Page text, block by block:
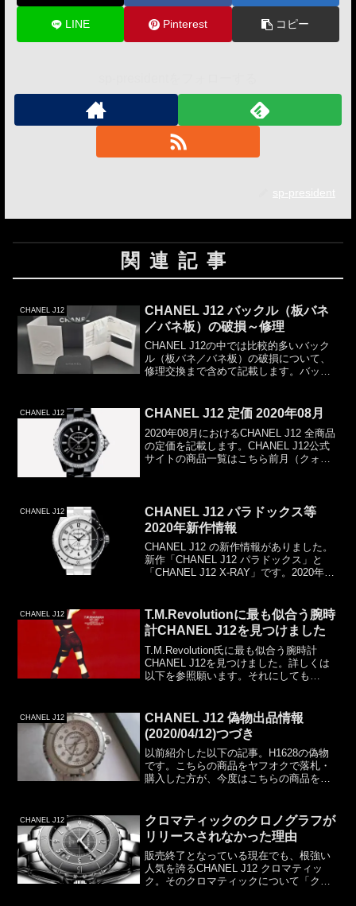
LINE Pinterest コピー
sp-president
関連記事
CHANEL J12
CHANEL J12 バックル（板バネ
／バネ板）の破損～修理
CHANEL J12の中では比較的多いバック
ル（板バネ／バネ板）の破損について、
修理交換まで含めて記載します。バック
ルの板バネ破損です。時間による経過と
しては、以下のよ...
CHANEL J12 CHANEL J12 定価 2020年08月
2020年08月におけるCHANEL J12 全商品
の定価を記載します。CHANEL J12公式
サイトの商品一覧はこちら前月（クォー
CHANEL J12
CHANEL J12 パラドックス等
2020年新作情報
CHANEL J12 の新作情報がありました。
新作「CHANEL J12 パラドックス」と
「CHANEL J12 X-RAY」です。2020年03
始の１ヶ月く...
CHANEL J12
T.M.Revolutionに最も似合う腕時
計CHANEL J12を見つけました
T.M.Revolution氏に最も似合う腕時計
CHANEL J12を見つけました。詳しくは
以下を参照願います。それにしても
CHANEL J12
CHANEL J12 偽物出品情報
(2020/04/12)つづき
以前紹介した以下の記事。H1628の偽物
です。こちらの商品をヤフオクで落札・
購入した方が、今度はこちらの商品を
時点で617なので同一ID確定でしょう。本
日2020年04...
CHANEL J12
クロマティックのクロノグラフが
リリースされなかった理由
販売終了となっている現在でも、根強い
人気を誇るCHANEL J12 クロマティッ
ク。そのクロマティックについて「クロ